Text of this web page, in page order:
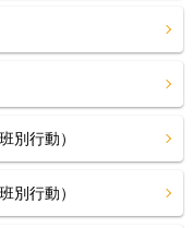
行動）
行動）